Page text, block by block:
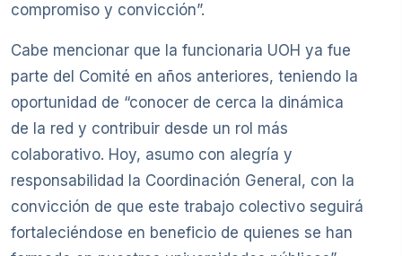
compromiso y convicción”.
Cabe mencionar que la funcionaria UOH ya fue
parte del Comité en años anteriores, teniendo la
oportunidad de “conocer de cerca la dinámica
de la red y contribuir desde un rol más
colaborativo. Hoy, asumo con alegría y
responsabilidad la Coordinación General, con la
convicción de que este trabajo colectivo seguirá
fortaleciéndose en beneficio de quienes se han